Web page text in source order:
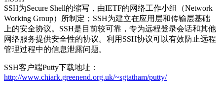
SSH为Secure Shell的缩写，由IETF的网络工作小组（Network
Working Group）所制定；SSH为建立在应用层和传输层基础
上的安全协议。SSH是目前较可靠，专为远程登录会话和其他
网络服务提供安全性的协议。利用SSH协议可以有效防止远程
管理过程中的信息泄露问题。
SSH客户端Putty下载地址：
http://www.chiark.greenend.org.uk/~sgtatham/putty/